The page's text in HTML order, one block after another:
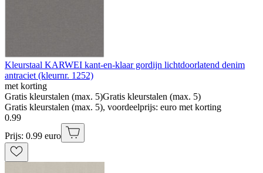
Kleurstaal KARWEI kant-en-klaar gordijn lichtdoorlatend denim
antraciet (kleurnr. 1252)
met korting
Gratis kleurstalen (max. 5)Gratis kleurstalen (max. 5)
Gratis kleurstalen (max. 5), voordeelprijs: euro met korting
0.99
Prijs: 0.99 euro